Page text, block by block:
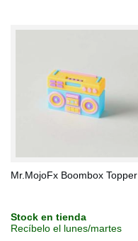
Mr.MojoFx Boombox Topper
Stock en tienda
Recíbelo el lunes/martes